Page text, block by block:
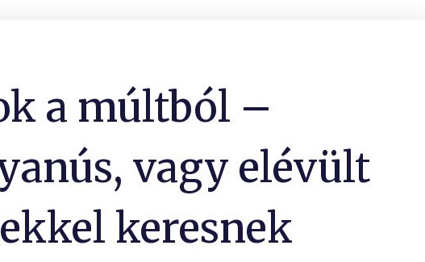
a múltból –
vagy elévült
keresnek